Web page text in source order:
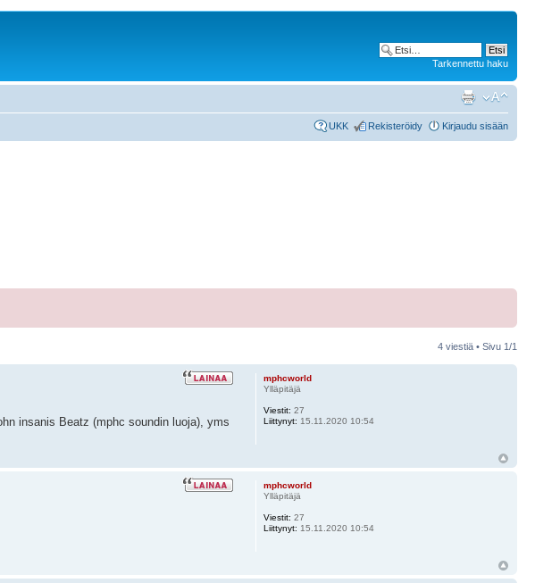
Tarkennettu haku
UKK Rekisteröidy Kirjaudu sisään
4 viestiä • Sivu 1/1
insanis Beatz (mphc soundin luoja), yms
mphcworld
Ylläpitäjä
Viestit: 27
Liittynyt: 15.11.2020 10:54
mphcworld
Ylläpitäjä
Viestit: 27
Liittynyt: 15.11.2020 10:54